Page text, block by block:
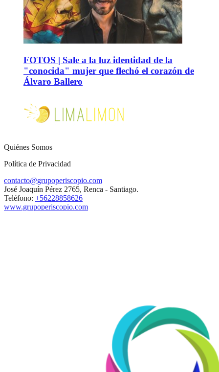
FOTOS | Sale a la luz identidad de la
"conocida" mujer que flechó el corazón de
Álvaro Ballero
Quiénes Somos
Política de Privacidad
contacto@grupoperiscopio.com
José Joaquín Pérez 2765, Renca - Santiago.
Teléfono: +56228858626
www.grupoperiscopio.com